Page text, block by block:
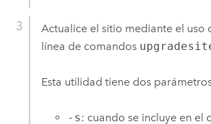
Actualice el sitio mediante el uso
línea de comandos
Esta utilidad tiene dos
-s: cuando se incluye en el